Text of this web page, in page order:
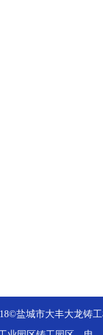
盐城市大丰大龙铸